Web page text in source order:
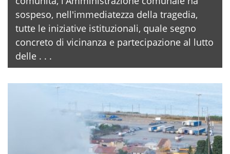
sospeso, nell'immediatezza della tragedia,
tutte le iniziative istituzionali, quale segno
concreto di vicinanza e partecipazione al lutto
delle . . .